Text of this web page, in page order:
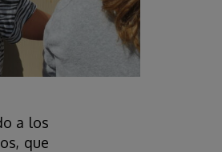
a los
que